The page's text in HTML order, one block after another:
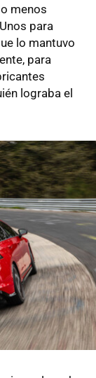
menos
para
lo mantuvo
para
lograba el